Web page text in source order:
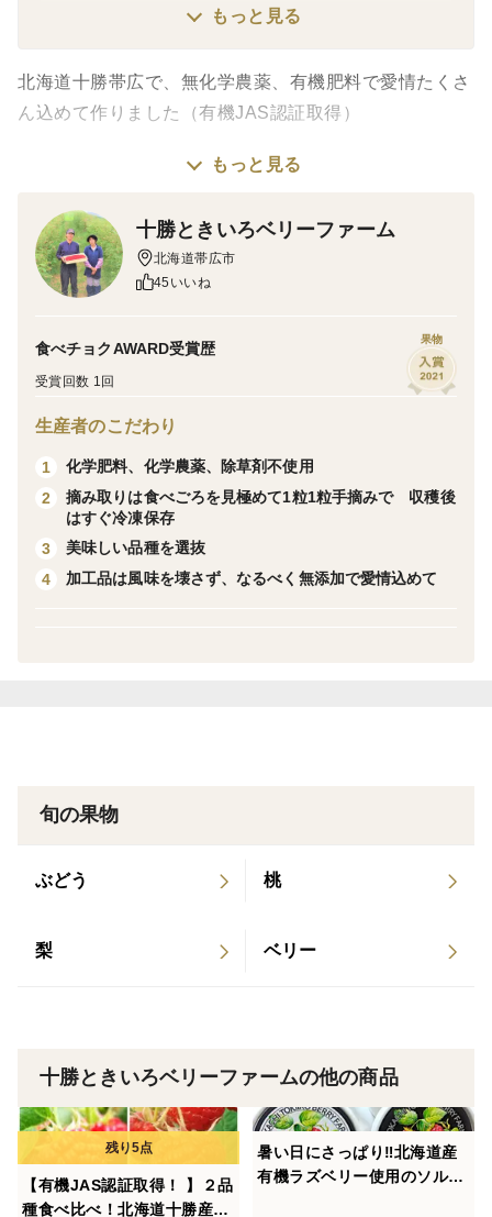
りますが一般の方も購入可能です。
もっと見る
北海道十勝帯広で、無化学農薬、有機肥料で愛情たくさ
ん込めて作りました（有機JAS認証取得）
※小さい実やくずれた実も入っている為、お買い得で
味、香りはホールとほぼ同様です。
ジャムやソース、スムージーなどの形の関係ない加工
品にご利用下さい。
ときいろラズベリーは、以下のように様々な作業によ
り、販売されております。
②太い枝を残し、細い枝は鎌で剪定
③有機肥料を施し、微生物が活きている土壌で育成
④湿気ですぐに傷んでしまう為、収穫時は雨除けビニー
類、カリウムやマグネシウム・鉄分などのミネラル類を
フェノールも豊富に含まれています。
美味しい品種にこだわり、しているので、輸入物とは比
しみません。
冷凍した状態でお届けするので、いつでもおいしいラズ
ベリーが手軽に食べられます。
そんなこのラズベリーは、果汁たっぷりで香り高い味わ
もっと見る
十勝ときいろベリーファーム
北海道帯広市
45いいね
食べチョクAWARD受賞歴
受賞回数 1回
果物
生産者のこだわり
1
化学肥料、化学農薬、除草剤不使用
2
摘み取りは食べごろを見極めて1粒1粒手摘みで 収穫後
はすぐ冷凍保存
3
美味しい品種を選抜
4
加工品は風味を壊さず、なるべく無添加で愛情込めて
旬の果物
ぶどう 桃
梨 ベリー
十勝ときいろベリーファームの他の商品
【有機JAS認証取得！ 】２品
種食べ比べ！北海道十勝産冷
暑い日にさっぱり‼北海道産
有機ラズベリー使用のソルベ